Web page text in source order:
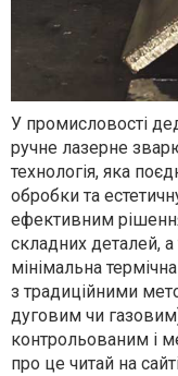
У промисловості
ручне лазерне
технологія, яка
обробки та
ефективним
складних деталей,
мінімальна
з традиційними
дуговим чи
контрольованим і
про це читай на